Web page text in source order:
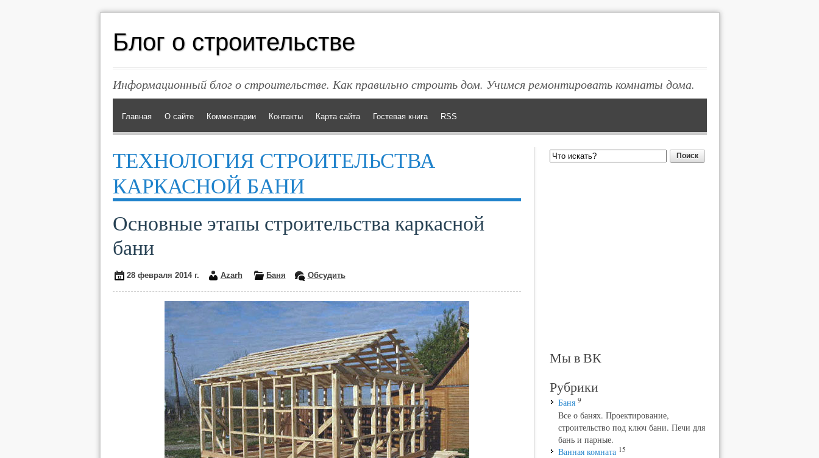
Блог о строительстве
Информационный блог о строительстве. Как правильно строить дом. Учимся ремонтировать комнаты дома.
Главная О сайте Комментарии Контакты Карта сайта Гостевая книга RSS
ТЕХНОЛОГИЯ СТРОИТЕЛЬСТВА
КАРКАСНОЙ БАНИ
Основные этапы строительства каркасной
бани
28 февраля 2014 г. Azarh Баня Обсудить
Поиск
Мы в ВК
Рубрики
Баня 9
Все о банях. Проектирование,
строительство под ключ бани. Печи для
бань и парные.
Ванная комната 15